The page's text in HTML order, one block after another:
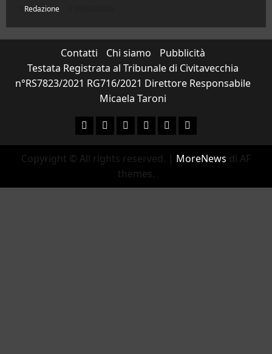
Redazione
Contatti Chi siamo
Pubblicità
Testata Registrata al Tribunale di Civitavecchia
n°RS7823/2021 RG716/2021 Direttore Responsabile
Micaela Taroni
FacebookInstagram
YouTubeTwitterEmailEnte Parco
Copyright © All rights reserved. | MoreNews di AF
themes.